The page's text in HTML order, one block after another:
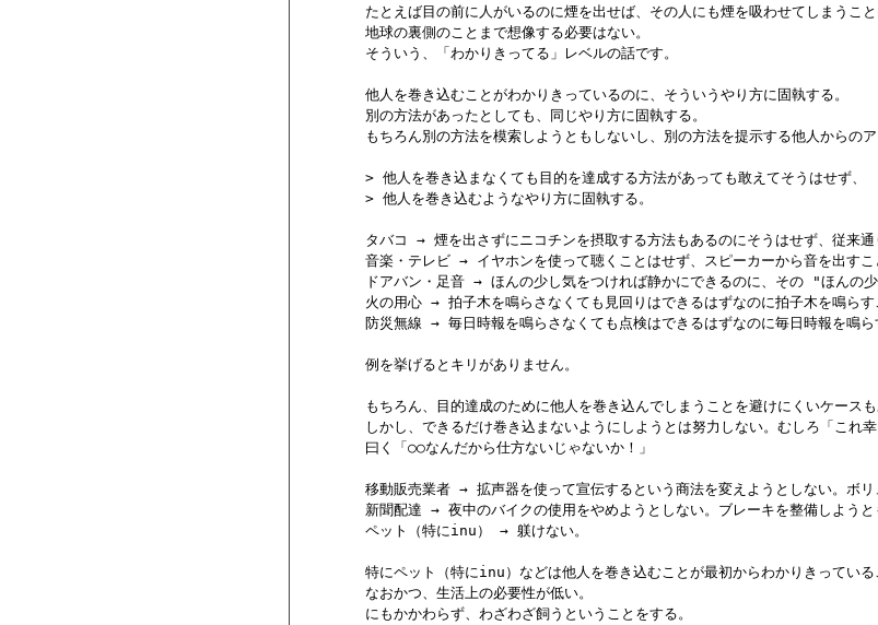
たとえば目の前に人がいるのに煙を出せば、その人にも煙を吸わせてしまうこと
        地球の裏側のことまで想像する必要はない。
        そういう、「わかりきってる」レベルの話です。
        他人を巻き込むことがわかりきっているのに、そういうやり方に固執する。
        別の方法があったとしても、同じやり方に固執する。
もちろん別の方法を模索しようともしないし、別の方法を提示する他人からのア
        > 他人を巻き込まなくても目的を達成する方法があっても敢えてそうはせず、
        > 他人を巻き込むようなやり方に固執する。
タバコ → 煙を出さずにニコチンを摂取する方法もあるのにそうはせず、従来通
音楽・テレビ → イヤホンを使って聴くことはせず、スピーカーから音を出すこ
ドアバン・足音 → ほんの少し気をつければ静かにできるのに、その "ほんの少
火の用心 → 拍子木を鳴らさなくても見回りはできるはずなのに拍子木を鳴らす
防災無線 → 毎日時報を鳴らさなくても点検はできるはずなのに毎日時報を鳴ら
        例を挙げるとキリがありません。
もちろん、目的達成のために他人を巻き込んでしまうことを避けにくいケースも
しかし、できるだけ巻き込まないようにしようとは努力しない。むしろ「これ幸
        曰く「○○なんだから仕方ないじゃないか！」
移動販売業者 → 拡声器を使って宣伝するという商法を変えようとしない。ボリ
新聞配達 → 夜中のバイクの使用をやめようとしない。ブレーキを整備しようと
        ペット（特にinu） → 躾けない。
特にペット（特にinu）などは他人を巻き込むことが最初からわかりきっている
        なおかつ、生活上の必要性が低い。
        にもかかわらず、わざわざ飼うということをする。